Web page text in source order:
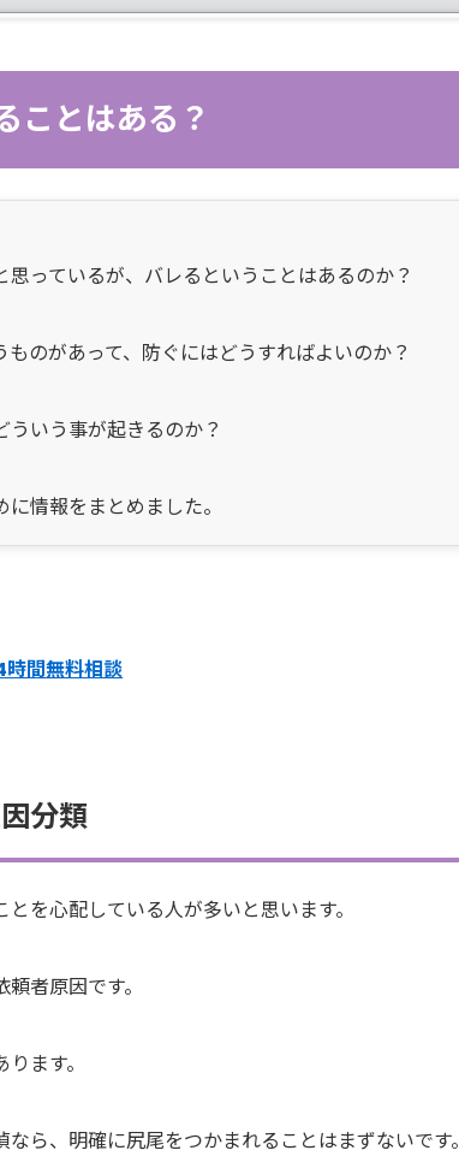
ことはある？
っているが、バレるということはあるのか？
のがあって、防ぐにはどうすればよいのか？
いう事が起きるのか？
情報をまとめました。
間無料相談
分類
を心配している人が多いと思います。
者原因です。
ます。
ら、明確に尻尾をつかまれることはまずないです。